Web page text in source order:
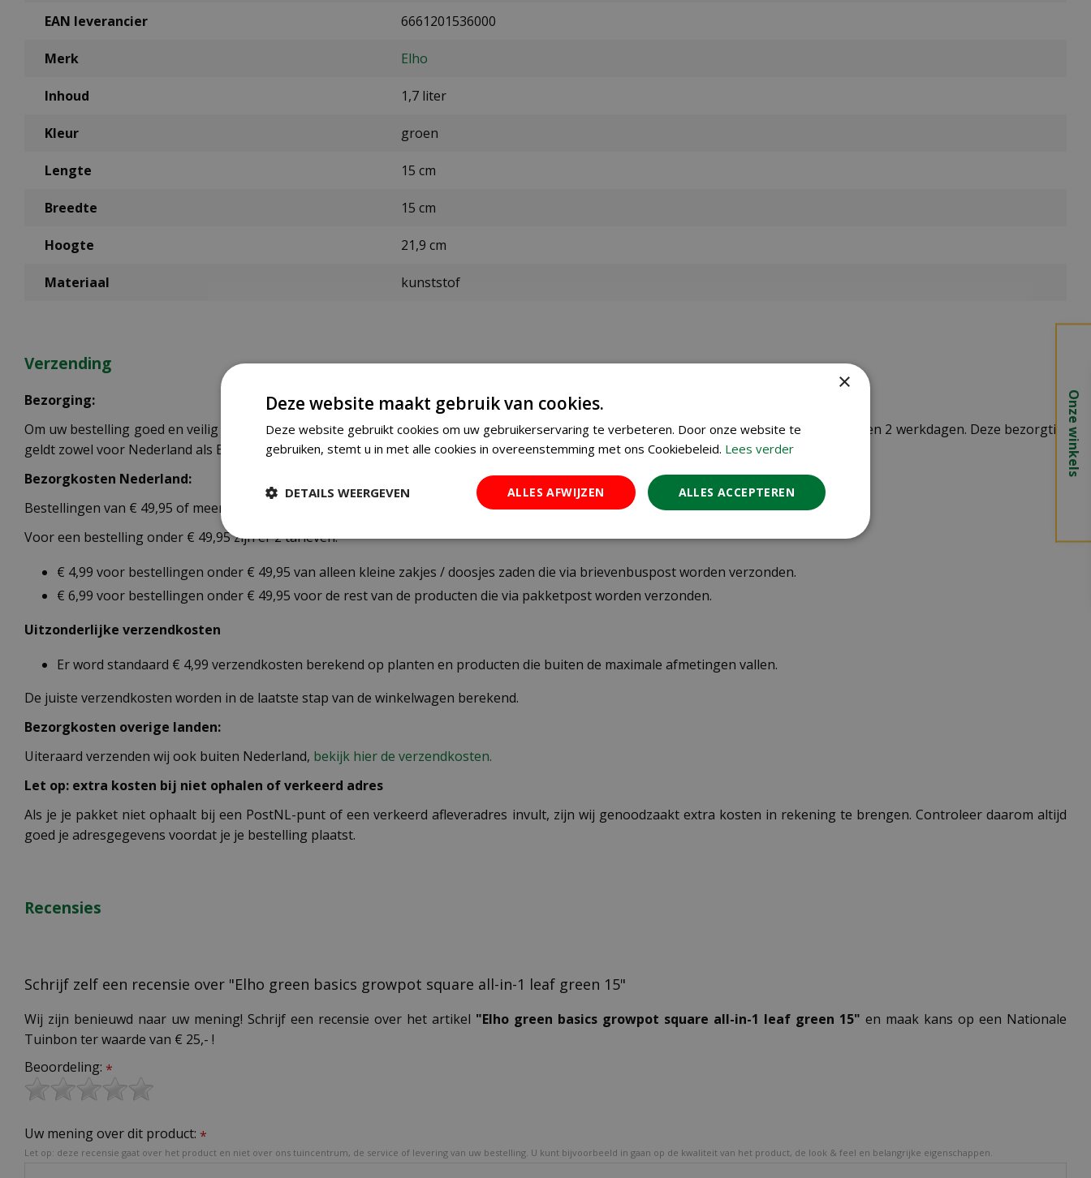
EAN leverancier 6661201536000
Merk Elho
Inhoud 1,7 liter
Kleur groen
Lengte 15 cm
Breedte 15 cm
Hoogte 21,9 cm
Materiaal kunststof
Verzending
Bezorging:
Om uw bestelling goed en veilig bij u thuis te laten bezorgen maken wij gebruik van PostNL. De levertijd bedraagt doorgaans tussen de 1 en 2 werkdagen. Deze bezorgtijd
geldt zowel voor Nederland als België.
Bezorgkosten Nederland:
Bestellingen van € 49,95 of meer verzenden wij gratis.
Voor een bestelling onder € 49,95 zijn er 2 tarieven:
€ 4,99 voor bestellingen onder € 49,95 van alleen kleine zakjes / doosjes zaden die via brievenbuspost worden verzonden.
€ 6,99 voor bestellingen onder € 49,95 voor de rest van de producten die via pakketpost worden verzonden.
Uitzonderlijke verzendkosten
Er word standaard € 4,99 verzendkosten berekend op planten en producten die buiten de maximale afmetingen vallen.
De juiste verzendkosten worden in de laatste stap van de winkelwagen berekend.
Bezorgkosten overige landen:
Uiteraard verzenden wij ook buiten Nederland, bekijk hier de verzendkosten.
Let op: extra kosten bij niet ophalen of verkeerd adres
Als je je pakket niet ophaalt bij een PostNL-punt of een verkeerd afleveradres invult, zijn wij genoodzaakt extra kosten in rekening te brengen. Controleer daarom altijd
goed je adresgegevens voordat je je bestelling plaatst.
Recensies
Schrijf zelf een recensie over "Elho green basics growpot square all-in-1 leaf green 15"
Wij zijn benieuwd naar uw mening! Schrijf een recensie over het artikel "Elho green basics growpot square all-in-1 leaf green 15" en maak kans op een Nationale
Tuinbon ter waarde van € 25,- !
Beoordeling: *
Uw mening over dit product: *
Let op: deze recensie gaat over het product en niet over ons tuincentrum, de service of levering van uw bestelling. U kunt bijvoorbeeld in gaan op de kwaliteit van het product, de look & feel en belangrijke eigenschappen.
Onze winkels
×
Deze website maakt gebruik van cookies.
Deze website gebruikt cookies om uw gebruikerservaring te verbeteren. Door onze website te
gebruiken, stemt u in met alle cookies in overeenstemming met ons Cookiebeleid. Lees verder
ALLES ACCEPTEREN
ALLES AFWIJZEN
DETAILS WEERGEVEN